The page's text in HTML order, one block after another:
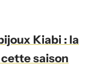
Kiabi : la
saison